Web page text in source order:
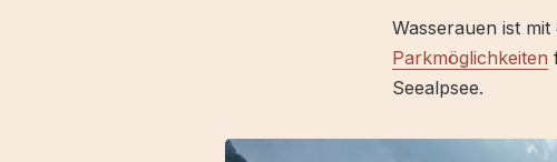
Wasserauen ist
Parkmöglichkeiten
Seealpsee.